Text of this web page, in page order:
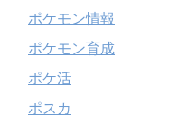
ポケモン情報
ポケモン育成
ポケ活
ポスカ